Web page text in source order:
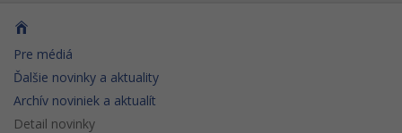
Pre médiá
Ďalšie novinky a aktuality
Archív noviniek a aktualít
Detail novinky